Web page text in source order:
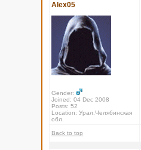
Alex05
Gender:
Joined: 04 Dec 2008
Posts: 52
Location: Урал,Челябинская
обл.
Back to top